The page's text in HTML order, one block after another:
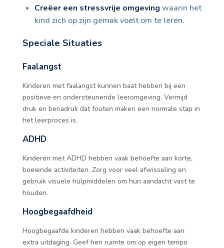
Creëer een stressvrije omgeving waarin het
kind zich op zijn gemak voelt om te leren.
Speciale Situaties
Faalangst
Kinderen met faalangst kunnen baat hebben bij een
positieve en ondersteunende leeromgeving. Vermijd
druk en benadruk dat fouten maken een normale stap in
het leerproces is.
ADHD
Kinderen met ADHD hebben vaak behoefte aan korte,
boeiende activiteiten. Zorg voor veel afwisseling en
gebruik visuele hulpmiddelen om hun aandacht vast te
houden.
Hoogbegaafdheid
Hoogbegaafde kinderen hebben vaak behoefte aan
extra uitdaging. Geef hen ruimte om op eigen tempo